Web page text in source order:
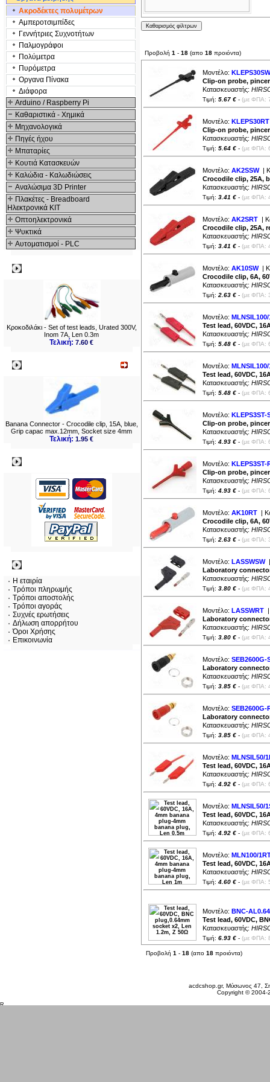
Ακροδέκτες πολυμέτρων
Αμπεροτσιμπίδες
Γενvήτριες Συχνοτήτων
Παλμογράφοι
Πολύμετρα
Πυρόμετρα
Οργανα Πίνακα
Διάφορα
Arduino / Raspberry Pi
Καθαριστικά - Χημικά
Μηχανολογικά
Πηγές ήχου
Μπαταρίες
Κουτιά Κατασκευών
Καλώδια - Καλωδιώσεις
Αναλώσιμα 3D Printer
Πλακέτες - Breadboard
Ηλεκτρονικά ΚΙΤ
Οπτοηλεκτρονικά
Ψυκτικά
Αυτοματισμοί - PLC
Κροκοδιλάκι - Set of test leads, Urated 300V,
Inom 7A, Len 0.3m
Τελική:7.60 €
Banana Connector - Crocodile clip, 15A, blue,
Grip capac max.12mm, Socket size 4mm
Τελική:1.95 €
Η εταιρία
Τρόποι πληρωμής
Τρόποι αποστολής
Τρόποι αγοράς
Συχνές ερωτήσεις
Δήλωση απορρήτου
Όροι Χρήσης
Επικοινωνία
Προβολή 1 - 18 (απο 18 προιόντα)
Μοντέλο: KLEPS30SW
Clip-on probe,
Κατασκευαστής:
Τιμή: 5.67 € - (με ΦΠΑ:
Μοντέλο: KLEPS30RT
Clip-on probe,
Κατασκευαστής:
Τιμή: 5.64 € - (με ΦΠΑ:
Μοντέλο: AK2SSW|
Crocodile clip, 25A,
Κατασκευαστής:
Τιμή: 3.41 € - (με ΦΠΑ:
Μοντέλο: AK2SRT |
Crocodile clip, 25A,
Κατασκευαστής:
Τιμή: 3.41 € - (με ΦΠΑ:
Μοντέλο: AK10SW|
Crocodile clip, 6A,
Κατασκευαστής:
Τιμή: 2.63 € - (με ΦΠΑ:
Μοντέλο: MLNSIL100/
Test lead, 60VDC,
Κατασκευαστής:
Τιμή: 5.48 € - (με ΦΠΑ:
Μοντέλο: MLNSIL100/
Test lead, 60VDC,
Κατασκευαστής:
Τιμή: 5.48 € - (με ΦΠΑ:
Μοντέλο: KLEPS3ST-
Clip-on probe,
Κατασκευαστής:
Τιμή: 4.93 € - (με ΦΠΑ:
Μοντέλο: KLEPS3ST-
Clip-on probe,
Κατασκευαστής:
Τιμή: 4.93 € - (με ΦΠΑ:
Μοντέλο: AK10RT |
Crocodile clip, 6A,
Κατασκευαστής:
Τιμή: 2.63 € - (με ΦΠΑ:
Μοντέλο: LASSWSW|
Laboratory
Κατασκευαστής:
Τιμή: 3.80 € - (με ΦΠΑ:
Μοντέλο: LASSWRT
Laboratory
Κατασκευαστής:
Τιμή: 3.80 € - (με ΦΠΑ:
Μοντέλο: SEB2600G-
Laboratory
Κατασκευαστής:
Τιμή: 3.85 € - (με ΦΠΑ:
Μοντέλο: SEB2600G-
Laboratory
Κατασκευαστής:
Τιμή: 3.85 € - (με ΦΠΑ:
Μοντέλο: MLNSIL50/
Test lead, 60VDC,
Κατασκευαστής:
Τιμή: 4.92 € - (με ΦΠΑ:
Μοντέλο: MLNSIL50/
Test lead, 60VDC,
Κατασκευαστής:
Τιμή: 4.92 € - (με ΦΠΑ:
Μοντέλο: MLN100/
Test lead, 60VDC,
Κατασκευαστής:
Τιμή: 4.60 € - (με ΦΠΑ:
Μοντέλο: BNC-AL0.64
Test lead, 60VDC,
Κατασκευαστής:
Τιμή: 6.93 € - (με ΦΠΑ:
Προβολή 1 - 18 (απο 18 προιόντα)
acdcshop.gr, Μύσωνος 47,
Copyright ©